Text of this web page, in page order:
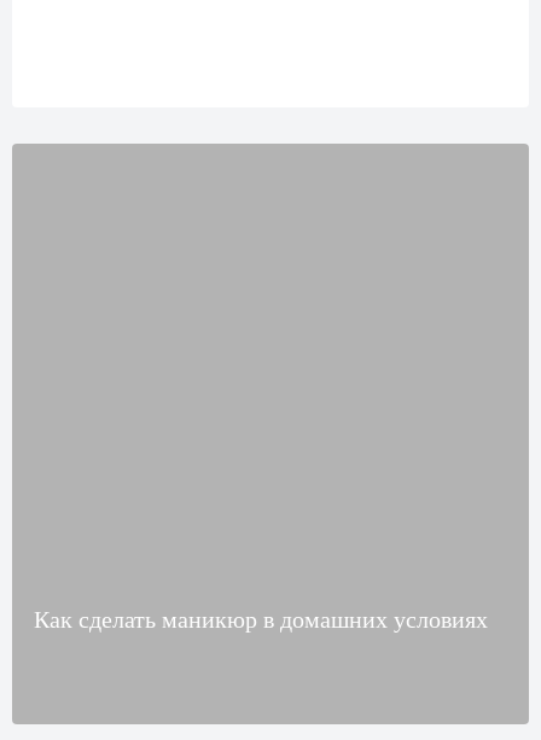
Как сделать маникюр в домашних условиях